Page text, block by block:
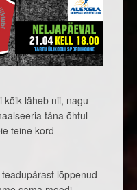
kõik läheb nii, nagu
täna õhtul
teine kord
lõppenud